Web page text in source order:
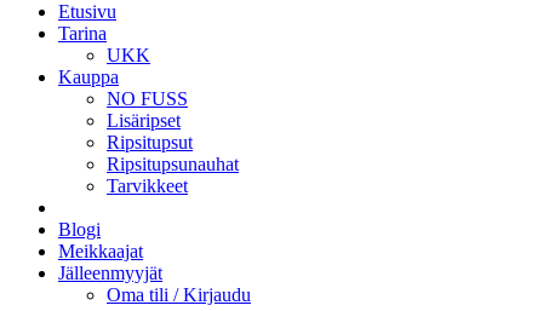
Etusivu
Tarina
UKK
Kauppa
NO FUSS
Lisäripset
Ripsitupsut
Ripsitupsunauhat
Tarvikkeet
Blogi
Meikkaajat
Jälleenmyyjät
Oma tili / Kirjaudu